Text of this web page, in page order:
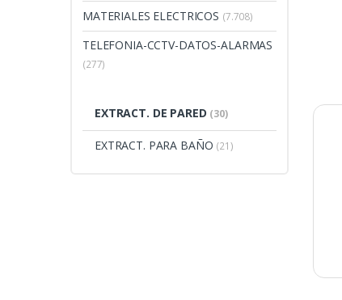
MATERIALES ELECTRICOS (7.708)
TELEFONIA-CCTV-DATOS-ALARMAS
(277)
EXTRACT. DE PARED (30)
EXTRACT. PARA BAÑO (21)